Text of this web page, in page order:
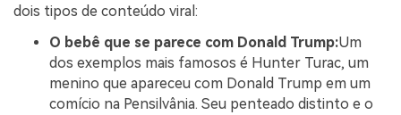
dois tipos de conteúdo viral:
O bebê que se parece com Donald Trump:Um
dos exemplos mais famosos é Hunter Turac, um
menino que apareceu com Donald Trump em um
comício na Pensilvânia. Seu penteado distinto e o